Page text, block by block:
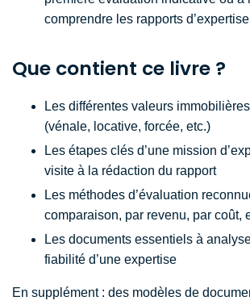
comprendre les rapports
Que contient ce livre ?
Les différentes valeurs
(vénale, locative, forcée, etc.)
Les étapes clés d’une mission
visite à la rédaction du rapport
Les méthodes d’évaluation
comparaison, par revenu, par coût,
Les documents essentiels à
fiabilité d’une expertise
En supplément : des modèles de